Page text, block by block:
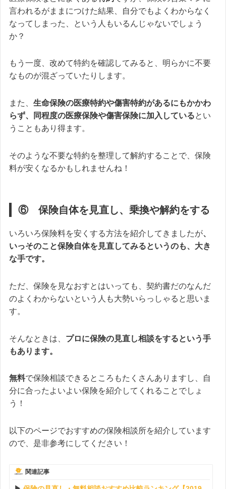
言われるがままにつけた結果、自分でもよくわからなく
なってしまった、という人もいるんじゃないでしょう
か？
もう一度、改めて特約を確認してみると、明らかに不要
なものが混ざっていたりします。
また、 生命保険の医療特約や傷害特約があるにもかかわ
らず、同程度の医療保険や傷害保険に加入しているとい
うこともあり得ます。
そのような不要な特約を整理して解約することで、保険
料が安くなるかもしれませんね！
⑥ 保険自体を見直し、乗換や解約をする
いろいろ保険料を安くする方法を紹介してきましたが、
いっそのこと保険自体を見直してみるというのも、大き
な手です。
ただ、保険を見なおすとはいっても、契約書だのなんだ
のよくわからないという人も大勢いらっしゃると思いま
す。
そんなときは、 プロに保険の見直し相談をするという手
もあります。
無料で保険相談できるところもたくさんありますし、自
分に合ったよいよい保険を紹介してくれることでしょ
う！
以下のページでおすすめの保険相談所を紹介しています
ので、是非参考にしてください！
関連記事